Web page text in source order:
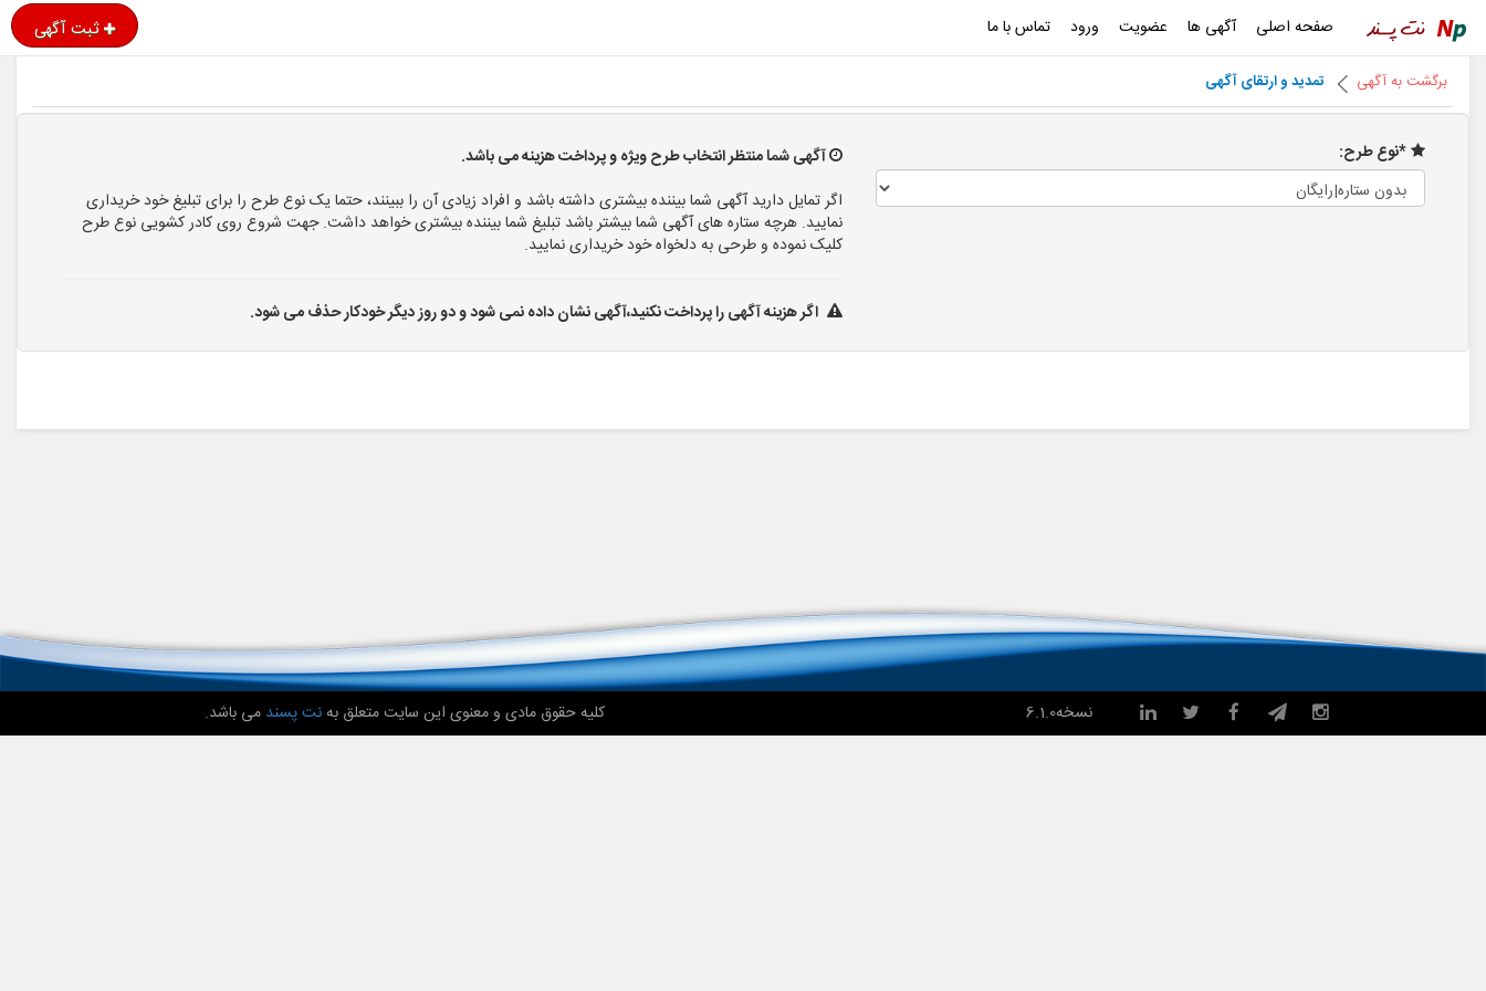
صفحه اصلی آگهی ها عضویت ورود تماس با ما ثبت آگهی
برگشت به آگهی تمدید و ارتقای آگهی
*نوع طرح:
آگهی شما منتظر انتخاب طرح ویژه و پرداخت هزینه می باشد.
اگر تمایل دارید آگهی شما بیننده بیشتری داشته باشد و افراد زیادی آن را ببینند، حتما یک نوع طرح را برای تبلیغ خود خریداری
نمایید. هرچه ستاره های آگهی شما بیشتر باشد تبلیغ شما بیننده بیشتری خواهد داشت. جهت شروع روی کادر کشویی نوع طرح
کلیک نموده و طرحی به دلخواه خود خریداری نمایید.
اگر هزینه آگهی را پرداخت نکنید،آگهی نشان داده نمی شود و دو روز دیگر خودکار حذف می شود.
کلیه حقوق مادی و معنوی این سایت متعلق بهنت پسندمی باشد. نسخه6.1.0